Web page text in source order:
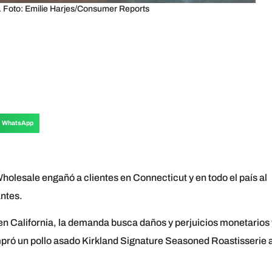
Foto: Emilie Harjes/Consumer Reports
WhatsApp
engañó a clientes en Connecticut y en todo el país al
California, la demanda busca daños y perjuicios monetarios
un pollo asado Kirkland Signature Seasoned Roastisserie